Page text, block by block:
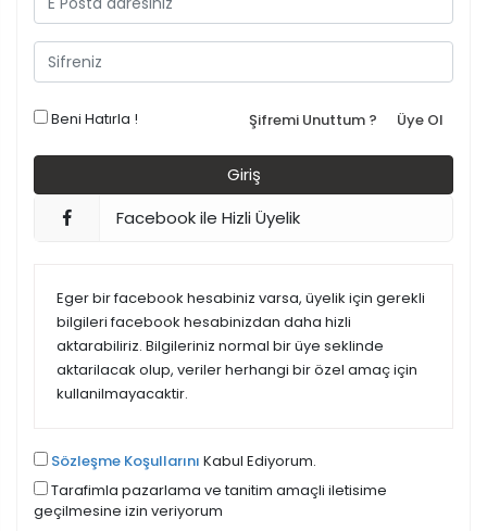
Beni Hatırla ! Üye Ol
Şifremi Unuttum ?
Facebook ile Hizli Üyelik
Eger bir facebook hesabiniz varsa, üyelik için gerekli
bilgileri facebook hesabinizdan daha hizli
aktarabiliriz. Bilgileriniz normal bir üye seklinde
aktarilacak olup, veriler herhangi bir özel amaç için
kullanilmayacaktir.
Sözleşme Koşullarını Kabul Ediyorum.
Tarafimla pazarlama ve tanitim amaçli iletisime
geçilmesine izin veriyorum